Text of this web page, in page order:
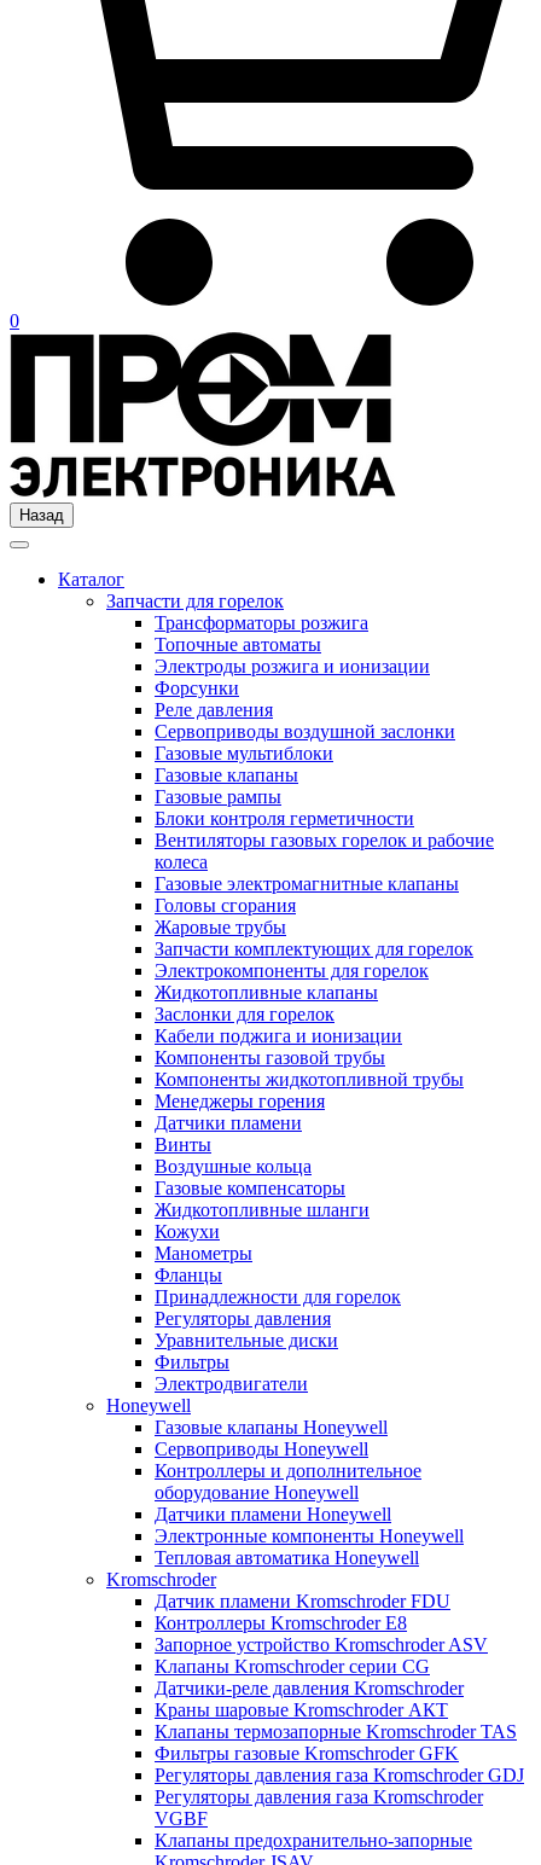
0
Назад
Каталог
Запчасти для горелок
Трансформаторы розжига
Топочные автоматы
Электроды розжига и ионизации
Форсунки
Реле давления
Сервоприводы воздушной заслонки
Газовые мультиблоки
Газовые клапаны
Газовые рампы
Блоки контроля герметичности
Вентиляторы газовых горелок и рабочие
колеса
Газовые электромагнитные клапаны
Головы сгорания
Жаровые трубы
Запчасти комплектующих для горелок
Электрокомпоненты для горелок
Жидкотопливные клапаны
Заслонки для горелок
Кабели поджига и ионизации
Компоненты газовой трубы
Компоненты жидкотопливной трубы
Менеджеры горения
Датчики пламени
Винты
Воздушные кольца
Газовые компенсаторы
Жидкотопливные шланги
Кожухи
Манометры
Фланцы
Принадлежности для горелок
Регуляторы давления
Уравнительные диски
Фильтры
Электродвигатели
Honeywell
Газовые клапаны Honeywell
Сервоприводы Honeywell
Контроллеры и дополнительное
оборудование Honeywell
Датчики пламени Honeywell
Электронные компоненты Honeywell
Тепловая автоматика Honeywell
Kromschroder
Датчик пламени Kromschroder FDU
Контроллеры Kromschroder E8
Запорное устройство Kromschroder ASV
Клапаны Kromschroder серии CG
Датчики-реле давления Kromschroder
Краны шаровые Kromschroder АКТ
Клапаны термозапорные Kromschroder TAS
Фильтры газовые Kromschroder GFK
Регуляторы давления газа Kromschroder GDJ
Регуляторы давления газа Kromschroder
VGBF
Клапаны предохранительно-запорные